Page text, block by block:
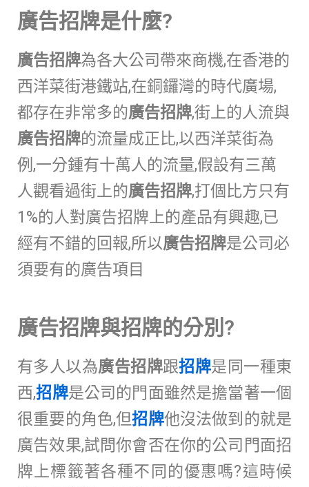
廣告招牌是什麼?
廣告招牌為各大公司帶來商機,在香港的
西洋菜街港鐵站,在銅鑼灣的時代廣場,
都存在非常多的廣告招牌,街上的人流與
廣告招牌的流量成正比,以西洋菜街為
例,一分鍾有十萬人的流量,假設有三萬
人觀看過街上的廣告招牌,打個比方只有
1%的人對廣告招牌上的產品有興趣,已
經有不錯的回報,所以廣告招牌是公司必
須要有的廣告項目
廣告招牌與招牌的分別?
有多人以為廣告招牌跟招牌是同一種東
西,招牌是公司的門面雖然是擔當著一個
很重要的角色,但招牌他沒法做到的就是
廣告效果,試問你會否在你的公司門面招
牌上標籤著各種不同的優惠嗎?這時候